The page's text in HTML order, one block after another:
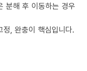
분해 후 이동하는 경우
, 완충이 핵심입니다.